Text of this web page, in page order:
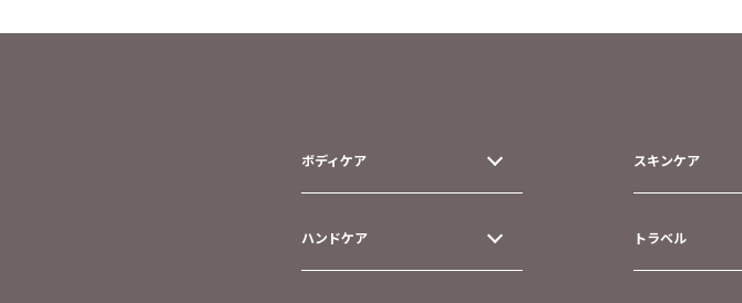
ボディケア スキンケア
ハンドケア トラベル